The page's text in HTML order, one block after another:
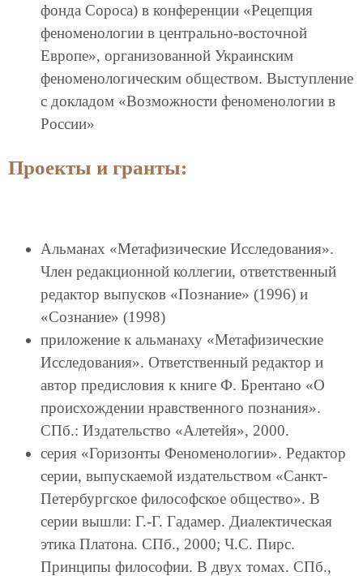
фонда Сороса) в конференции «Рецепция
феноменологии в центрально-восточной
Европе», организованной Украинским
феноменологическим обществом. Выступление
с докладом «Возможности феноменологии в
России»
Проекты и гранты:
Альманах «Метафизические Исследования».
Член редакционной коллегии, ответственный
редактор выпусков «Познание» (1996) и
«Сознание» (1998)
приложение к альманаху «Метафизические
Исследования». Ответственный редактор и
автор предисловия к книге Ф. Брентано «О
происхождении нравственного познания».
СПб.: Издательство «Алетейя», 2000.
серия «Горизонты Феноменологии». Редактор
серии, выпускаемой издательством «Санкт-
Петербургское философское общество». В
серии вышли: Г.-Г. Гадамер. Диалектическая
этика Платона. СПб., 2000; Ч.С. Пирс.
Принципы философии. В двух томах. СПб.,